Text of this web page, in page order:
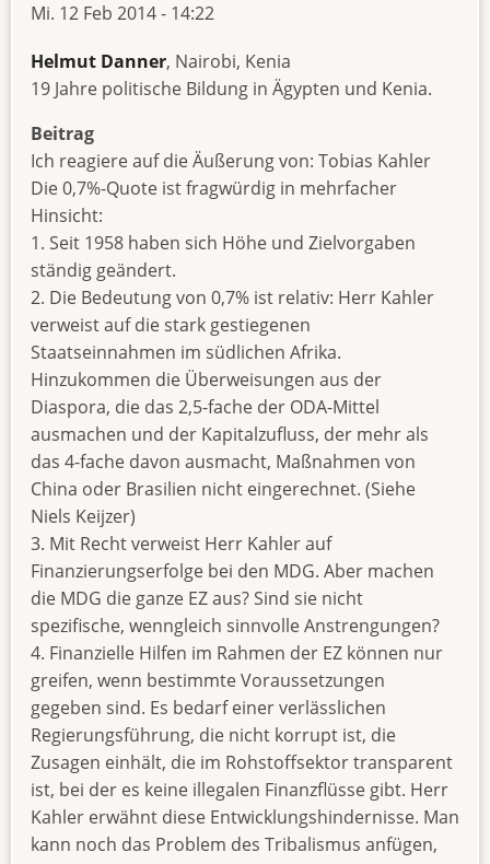
Mi. 12 Feb 2014 - 14:22
Helmut Danner, Nairobi, Kenia
19 Jahre politische Bildung in Ägypten und Kenia.
Beitrag
Ich reagiere auf die Äußerung von: Tobias Kahler
Die 0,7%-Quote ist fragwürdig in mehrfacher
Hinsicht:
1. Seit 1958 haben sich Höhe und Zielvorgaben
ständig geändert.
2. Die Bedeutung von 0,7% ist relativ: Herr Kahler
verweist auf die stark gestiegenen
Staatseinnahmen im südlichen Afrika.
Hinzukommen die Überweisungen aus der
Diaspora, die das 2,5-fache der ODA-Mittel
ausmachen und der Kapitalzufluss, der mehr als
das 4-fache davon ausmacht, Maßnahmen von
China oder Brasilien nicht eingerechnet. (Siehe
Niels Keijzer)
3. Mit Recht verweist Herr Kahler auf
Finanzierungserfolge bei den MDG. Aber machen
die MDG die ganze EZ aus? Sind sie nicht
spezifische, wenngleich sinnvolle Anstrengungen?
4. Finanzielle Hilfen im Rahmen der EZ können nur
greifen, wenn bestimmte Voraussetzungen
gegeben sind. Es bedarf einer verlässlichen
Regierungsführung, die nicht korrupt ist, die
Zusagen einhält, die im Rohstoffsektor transparent
ist, bei der es keine illegalen Finanzflüsse gibt. Herr
Kahler erwähnt diese Entwicklungshindernisse. Man
kann noch das Problem des Tribalismus anfügen,